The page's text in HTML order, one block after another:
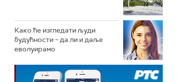
Како ће изгледати људи
будућности – да ли и даље
еволуирамо